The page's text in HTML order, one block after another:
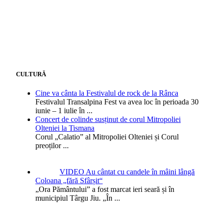
CULTURĂ
Cine va cânta la Festivalul de rock de la Rânca
Festivalul Transalpina Fest va avea loc în perioada 30
iunie – 1 iulie în ...
Concert de colinde susținut de corul Mitropoliei
Olteniei la Tismana
Corul „Calatio” al Mitropoliei Olteniei și Corul
preoților ...
VIDEO Au cântat cu candele în mâini lângă
Coloana „fără Sfârșit“
„Ora Pământului” a fost marcat ieri seară și în
municipiul Târgu Jiu. „În ...